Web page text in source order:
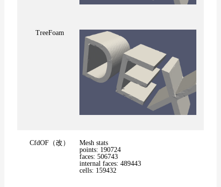
TreeFoam
CfdOF（改）
Mesh stats
points: 190724
faces: 506743
internal faces: 489443
cells: 159432